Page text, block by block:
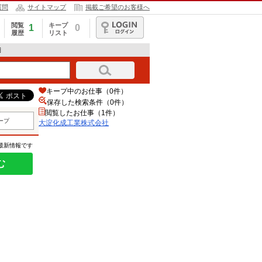
問 サイトマップ 掲載ご希望のお客様へ
閲覧
履歴
1
キープ
リスト
0
ログイン
プ
新情報です
キープ中のお仕事（0件）
保存した検索条件（0件）
閲覧したお仕事（1件）
大淀化成工業株式会社